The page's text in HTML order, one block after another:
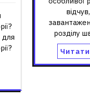
розділу